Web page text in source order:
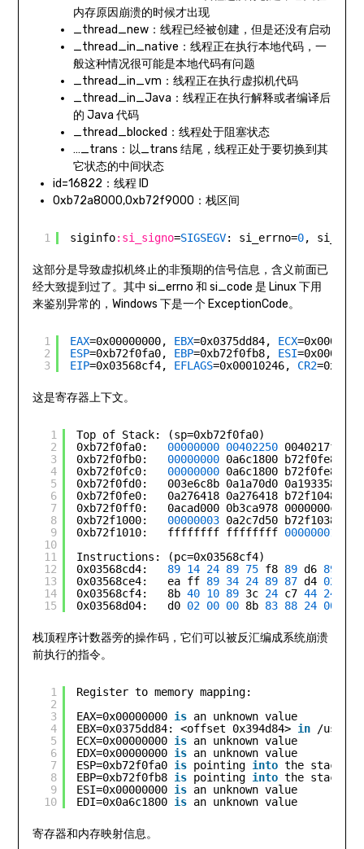
内存原因崩溃的时候才出现
_thread_new：线程已经被创建，但是还没有启动
_thread_in_native：线程正在执行本地代码，一
般这种情况很可能是本地代码有问题
_thread_in_vm：线程正在执行虚拟机代码
_thread_in_Java：线程正在执行解释或者编译后
的 Java 代码
_thread_blocked：线程处于阻塞状态
…_trans：以_trans 结尾，线程正处于要切换到其
它状态的中间状态
id=16822：线程 ID
0xb72a8000,0xb72f9000：栈区间
1 siginfo:si_signo=SIGSEGV: si_errno=0,
这部分是导致虚拟机终止的非预期的信号信息，含义前面已
经大致提到过了。其中 si_errno 和 si_code 是 Linux 下用
来鉴别异常的，Windows 下是一个 ExceptionCode。
1
2
3
EAX=0x00000000, EBX=0x0375dd84, ECX
ESP=0xb72f0fa0, EBP=0xb72f0fb8, ESI
EIP=0x03568cf4, EFLAGS=0x00010246, CR2
这是寄存器上下文。
1
2
3
4
5
6
7
8
9
10
11
12
13
14
15
Top of Stack: (sp=0xb72f0fa0)
0xb72f0fa0: 00000000 00402250 0040217f
0xb72f0fb0: 00000000 0a6c1800 b72f0fe8
0xb72f0fc0: 00000000 0a6c1800 b72f0fe8
0xb72f0fd0:   003e6c8b 0a1a70d0 0a193358
0xb72f0fe0:   0a276418 0a276418 b72f1048
0xb72f0ff0:   0acad000 0b3ca978 0000000c
0xb72f1000: 00000003 0a2c7d50 b72f1038
0xb72f1010:   ffffffff ffffffff 00000001
Instructions: (pc=0x03568cf4)
0x03568cd4: 89 14 24 89 75 f8 89 d6 89
0x03568ce4:   ea ff 89 34 24 89 87 d4 02
0x03568cf4:   8b 40 10 89 3c 24 c7 44 24
0x03568d04:   d0 02 00 00 8b 83 88 24 00
栈顶程序计数器旁的操作码，它们可以被反汇编成系统崩溃
前执行的指令。
1
2
3
4
5
6
7
8
9
10
Register to memory mapping:
EAX=0x00000000 is an unknown value
EBX=0x0375dd84: <offset 0x394d84> in
/usr/
ECX=0x00000000 is an unknown value
EDX=0x00000000 is an unknown value
ESP=0xb72f0fa0 is pointing into the stack
EBP=0xb72f0fb8 is pointing into the stack
ESI=0x00000000 is an unknown value
EDI=0x0a6c1800 is an unknown value
寄存器和内存映射信息。